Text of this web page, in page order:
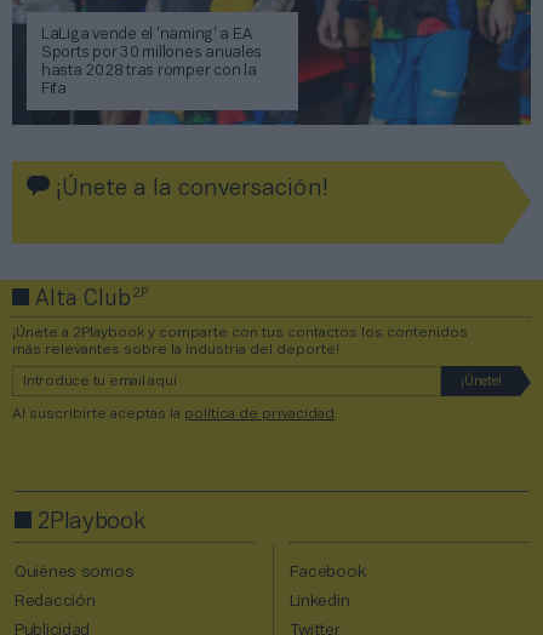
LaLiga vende el ‘naming’ a EA
Sports por 30 millones anuales
hasta 2028 tras romper con la
Fifa
¡Únete a la conversación!
Alta Club2P
¡Únete a 2Playbook y comparte con tus contactos los contenidos
más relevantes sobre la industria del deporte!
Al suscribirte aceptas la política de privacidad
2Playbook
Quiénes somos
Redacción
Publicidad
Facebook
Linkedin
Twitter